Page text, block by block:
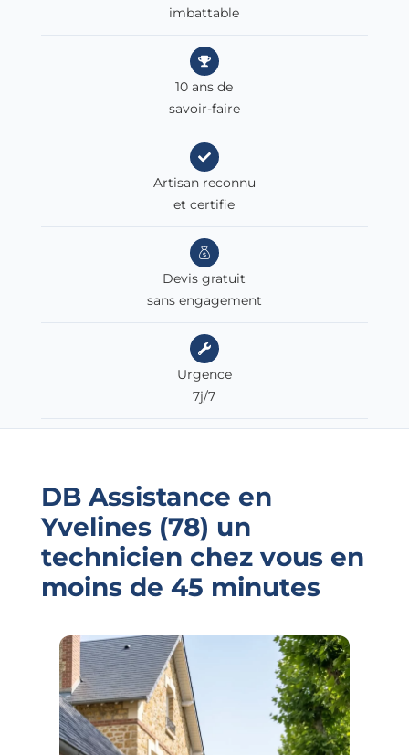
imbattable
10 ans de
savoir-faire
Artisan reconnu
et certifie
Devis gratuit
sans engagement
Urgence
7j/7
DB Assistance en
Yvelines (78) un
technicien chez vous en
moins de 45 minutes